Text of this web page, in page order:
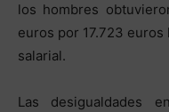
los hombres
euros por 17.723
salarial.
Las desigualdades